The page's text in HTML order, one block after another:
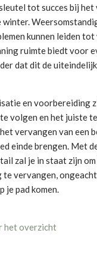
tot succes bij het
kunnen leiden
ruimte biedt voor
dat dit de
en voorbereiding
volgen en het juiste
vervangen van een
einde brengen. Met
zal je in staat zijn
vervangen,
je pad komen.
het overzicht